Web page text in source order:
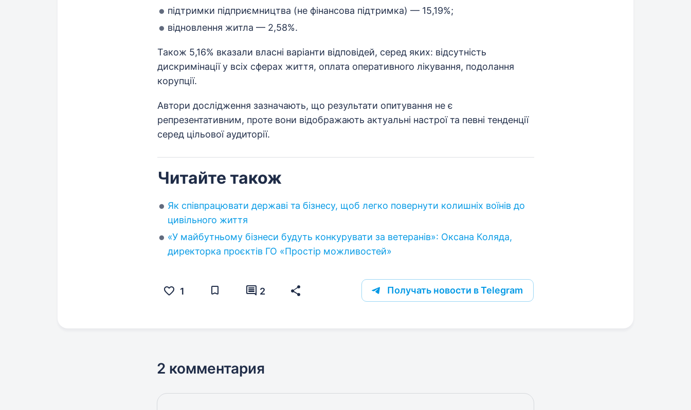
підтримки підприємництва (не фінансова підтримка) — 15,19%;
відновлення житла — 2,58%.
Також 5,16% вказали власні варіанти відповідей, серед яких: відсутність
дискримінації у всіх сферах життя, оплата оперативного лікування, подолання
корупції.
Автори дослідження зазначають, що результати опитування не є
репрезентативним, проте вони відображають актуальні настрої та певні тенденції
серед цільової аудиторії.
Читайте також
Як співпрацювати державі та бізнесу, щоб легко повернути колишніх воїнів до
цивільного життя
«У майбутньому бізнеси будуть конкурувати за ветеранів»: Оксана Коляда,
директорка проєктів ГО «Простір можливостей»
1 2 Получать новости в Telegram
2 комментария